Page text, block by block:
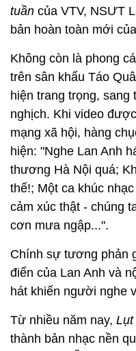
tuần của VTV, NSƯT
bản hoàn toàn mới của
Không còn là phong
trên sân khấu Táo
hiện trang trọng, sang
nghịch. Khi video
mạng xã hội, hàng
hiện: "Nghe Lan Anh
thương Hà Nội quá;
thế!; Một ca khúc
cảm xúc thật - chúng
cơn mưa ngập...".
Chính sự tương phản
điển của Lan Anh và
hát khiến người nghe
Từ nhiều năm nay,
thành bản nhạc nền